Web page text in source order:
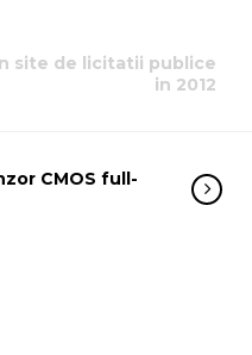
site de licitatii publice
in 2012
CMOS full-